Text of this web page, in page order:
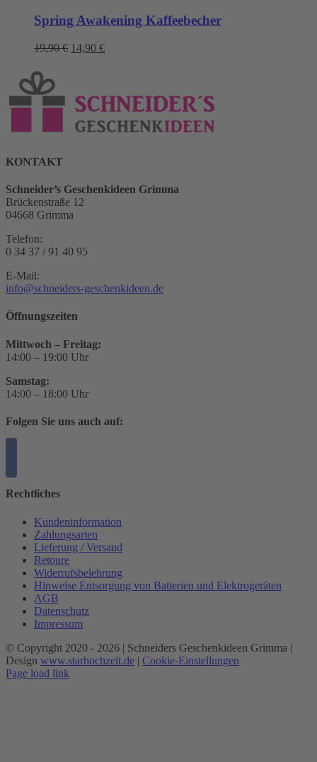
Spring Awakening Kaffeebecher
19,90€ Ursprünglicher
14,90 €Aktueller
KONTAKT
Schneider’s Geschenkideen Grimma
Brückenstraße 12
04668 Grimma
Telefon:
0 34 37 / 91 40 95
E-Mail:
info@schneiders-geschenkideen.de
Öffnungszeiten
Mittwoch – Freitag:
14:00 – 19:00 Uhr
Samstag:
14:00 – 18:00 Uhr
Folgen Sie uns auch auf:
Rechtliches
Kundeninformation
Zahlungsarten
Lieferung / Versand
Retoure
Widerrufsbelehrung
Hinweise Entsorgung von Batterien und Elektrogeräten
AGB
Datenschutz
Impressum
© Copyright 2020 - 2026 | Schneiders Geschenkideen Grimma |
Design www.starhochzeit.de | Cookie-Einstellungen
Page load link